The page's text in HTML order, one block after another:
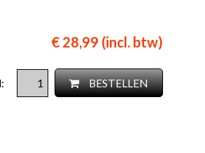
€ 28,99 (incl. btw)
BESTELLEN